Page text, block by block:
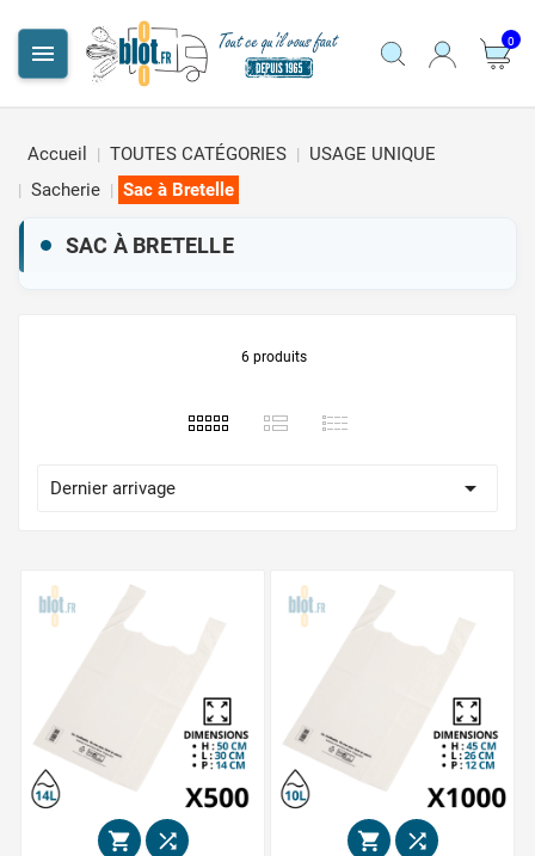
 0
Accueil TOUTES CATÉGORIES
USAGE UNIQUE
Sacherie
Sac à Bretelle
SAC À BRETELLE
6 produits
Dernier arrivage 
   